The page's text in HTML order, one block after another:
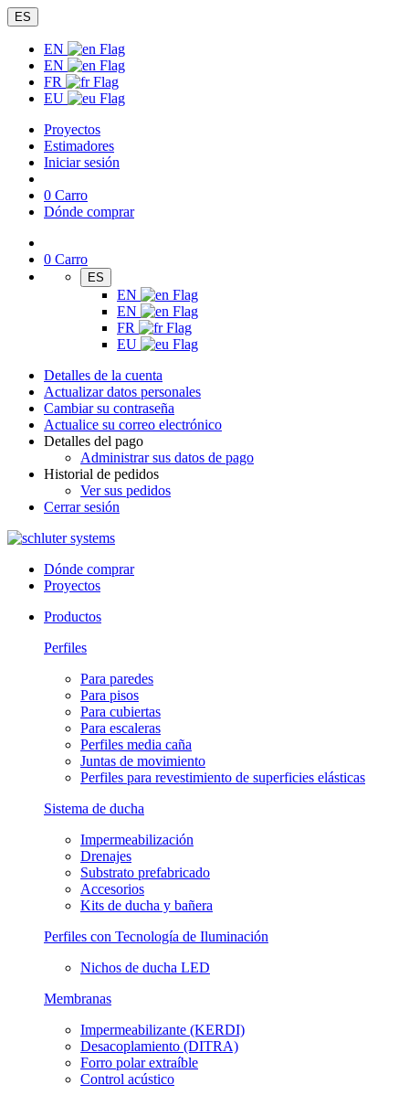
ES
EN
EN
FR
EU
Proyectos
Estimadores
Iniciar sesión
0 Carro
Dónde comprar
0 Carro
ES
EN
EN
FR
EU
Detalles de la cuenta
Actualizar datos personales
Cambiar su contraseña
Actualice su correo electrónico
Detalles del pago
Administrar sus datos de pago
Historial de pedidos
Ver sus pedidos
Cerrar sesión
Dónde comprar
Proyectos
Productos
Perfiles
Para paredes
Para pisos
Para cubiertas
Para escaleras
Perfiles media caña
Juntas de movimiento
Perfiles para revestimiento de superficies elásticas
Sistema de ducha
Impermeabilización
Drenajes
Substrato prefabricado
Accesorios
Kits de ducha y bañera
Perfiles con Tecnología de Iluminación
Nichos de ducha LED
Membranas
Impermeabilizante (KERDI)
Desacoplamiento (DITRA)
Forro polar extraíble
Control acústico